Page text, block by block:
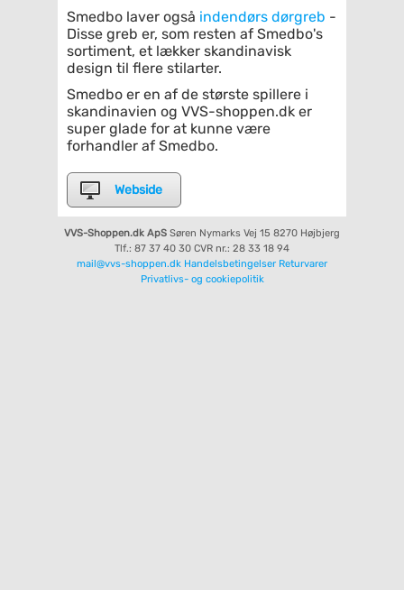
Smedbo laver også indendørs dørgreb -
Disse greb er, som resten af Smedbo's
sortiment, et lækker skandinavisk
design til flere stilarter.
Smedbo er en af de største spillere i
skandinavien og VVS-shoppen.dk er
super glade for at kunne være
forhandler af Smedbo.
Webside
VVS-Shoppen.dk ApS Søren Nymarks Vej 15 8270 Højbjerg
Tlf.: 87 37 40 30 CVR nr.: 28 33 18 94
mail@vvs-shoppen.dk Handelsbetingelser Returvarer
Privatlivs- og cookiepolitik